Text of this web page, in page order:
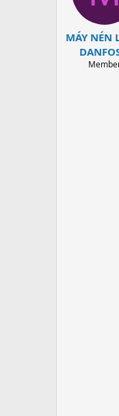
a
MÁY NÉN